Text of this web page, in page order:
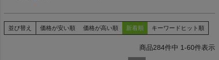
並び替え 価格が安い順 価格が高い順 新着順 キーワードヒット順
284件中 1-60件表示